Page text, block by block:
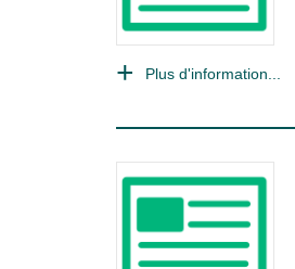
Plus d'information...